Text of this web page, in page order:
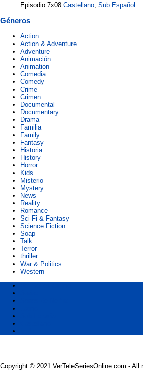
Episodio 7x08 Castellano Sub Español
Géneros
Action
Action & Adventure
Adventure
Animación
Animation
Comedia
Comedy
Crime
Crimen
Documental
Documentary
Drama
Familia
Family
Fantasy
Historia
History
Horror
Kids
Misterio
Mystery
News
Reality
Romance
Sci-Fi & Fantasy
Science Fiction
Soap
Talk
Terror
thriller
War & Politics
Western
Copyright © 2021 VerTeleSeriesOnline.com - All